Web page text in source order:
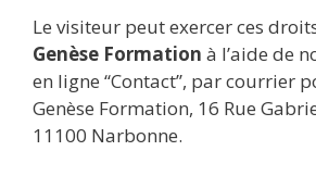
Le visiteur peut exercer ces
Genèse Formation à l’aide de
en ligne ‘‘Contact’’, par courrier
Genèse Formation, 16 Rue
11100 Narbonne.